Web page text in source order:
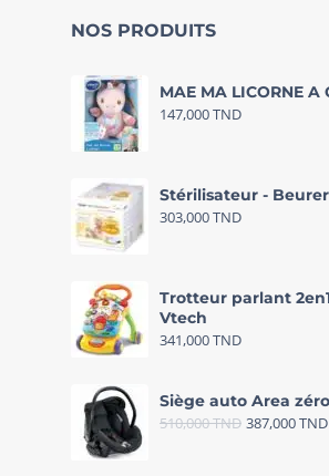
NOS PRODUITS
MAE MA LICORNE A
147,000TND
Stérilisateur - Beurer
303,000TND
Trotteur parlant
Vtech
341,000TND
Siège auto Area
510,000TND 387,000TND